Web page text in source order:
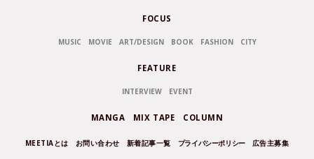
FOCUS
MUSIC MOVIE ART/DESIGN BOOK FASHION CITY
FEATURE
INTERVIEW EVENT
MANGA MIX TAPE COLUMN
MEETIAとは お問い合わせ 新着記事一覧 プライバシーポリシー 広告主募集